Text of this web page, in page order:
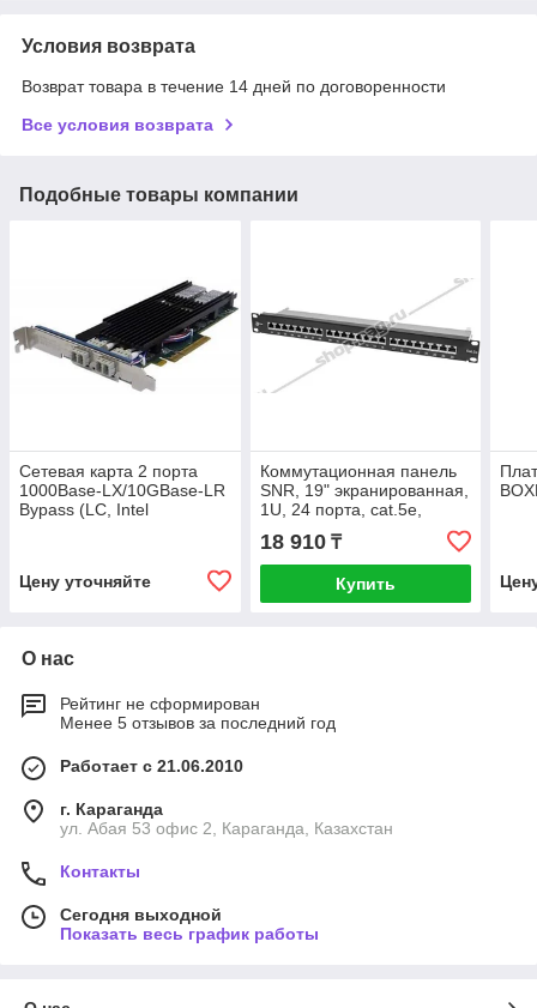
Условия возврата
Возврат товара в течение 14 дней по договоренности
Все условия возврата
Подобные товары компании
Сетевая карта 2 порта
1000Base-LX/10GBase-LR
Bypass (LC, Intel
Цену уточняйте
Коммутационная панель
SNR, 19" экранированная,
1U, 24 порта, cat.5e,
горизонтальная заделка
18 910₸
Купить
О нас
Рейтинг не сформирован
Менее 5 отзывов за последний год
Работает с 21.06.2010
г. Караганда
ул. Абая 53 офис 2, Караганда, Казахстан
Контакты
Сегодня выходной
Показать весь график работы